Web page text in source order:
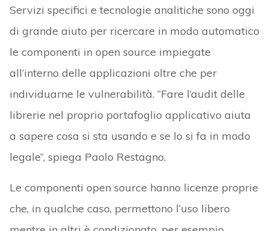
Servizi specifici e tecnologie analitiche sono oggi
di grande aiuto per ricercare in modo automatico
le componenti in open source impiegate
all’interno delle applicazioni oltre che per
individuarne le vulnerabilità. “Fare l’audit delle
librerie nel proprio portafoglio applicativo aiuta
a sapere cosa si sta usando e se lo si fa in modo
legale”, spiega Paolo Restagno.
Le componenti open source hanno licenze proprie
che, in qualche caso, permettono l’uso libero